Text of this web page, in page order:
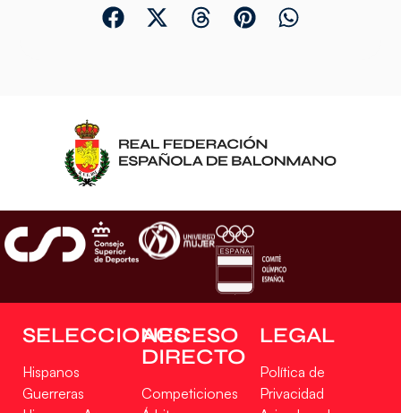
SELECCIONES
Hispanos
Guerreras
ACCESO
DIRECTO
Competiciones
LEGAL
Política de
Privacidad